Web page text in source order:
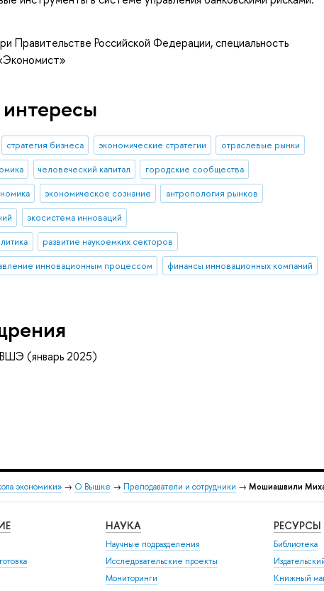
Правительстве Российской Федерации, специальность
стратегия бизнеса экономические стратегии
отраслевые рынки
человеческий капитал
городские сообщества
экономическое сознание
антропология рынков
экосистема инноваций
развитие наукоемких секторов
инновационным процессом
финансы инновационных компаний
(январь 2025)
экономики» → О Вышке → Преподаватели и сотрудники → Мошиашвили
НАУКА
Научные подразделения
Исследовательские проекты
Мониторинги
РЕСУРСЫ
Библиотека
Книжный